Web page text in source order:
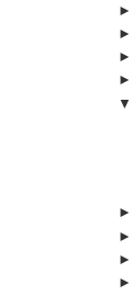
►
►
►
►
▼
►
►
►
►